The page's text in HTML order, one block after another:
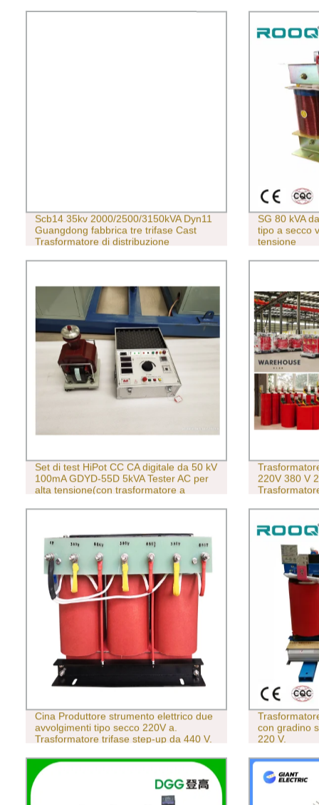
Scb14 35kv 2000/2500/3150kVA Dyn11
Guangdong fabbrica tre trifase Cast
Trasformatore di distribuzione
down tipo a secco in resina
SG 80 kVA
tipo a secco
tensione
Set di test HiPot CC CA digitale da 50 kV
100mA GDYD-55D 5kVA Tester AC per
alta tensione(con trasformatore a
220V 380 V
Cina Produttore strumento elettrico due
avvolgimenti tipo secco 220V a.
Trasformatore trifase step-up da 440 V.
con gradino
220 V.